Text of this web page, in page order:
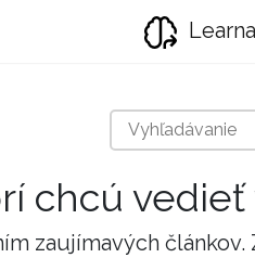
chcú vedieť
zaujímavých